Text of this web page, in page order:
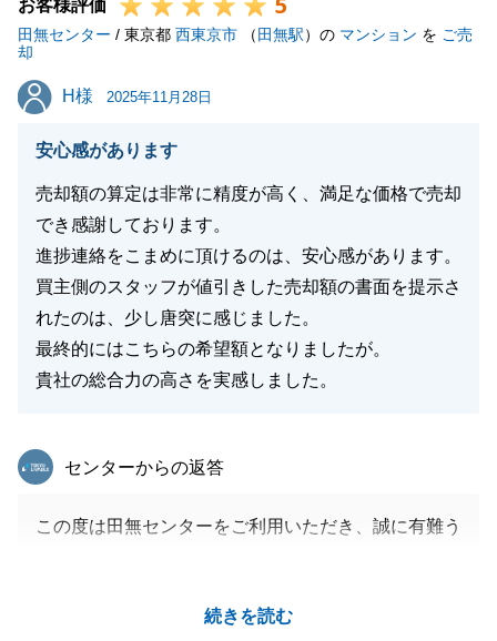
是非ご連絡を頂戴できればと思っております。
皆様のご健康とご多幸をお祈り申し上げます。
お客様評価 5
田無センター / 東京都 西東京市 （ 田無駅）の マンション を ご売
却
H様
H様 2025年11月28日
安心感があります
売却額の算定は非常に精度が高く、満足な価格で売却
でき感謝しております。
進捗連絡をこまめに頂けるのは、安心感があります。
買主側のスタッフが値引きした売却額の書面を提示さ
れたのは、少し唐突に感じました。
最終的にはこちらの希望額となりましたが。
貴社の総合力の高さを実感しました。
続きを読む
東急リバブル
センターからの返答
この度は田無センターをご利用いただき、誠に有難う
によって無事決済を行うことができました。ありがと